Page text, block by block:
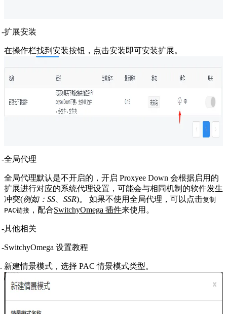
扩展安装
在操作栏找到安装按钮，点击安装即可安装扩展。
全局代理
全局代理默认是不开启的，开启 Proxyee Down 会根据启用的
扩展进行对应的系统代理设置，可能会与相同机制的软件发生
冲突(例如：SS、SSR)。 如果不使用全局代理，可以点击复制
PAC链接 ，配合SwitchyOmega 插件来使用。
其他相关
SwitchyOmega 设置教程
新建情景模式，选择 PAC 情景模式类型。